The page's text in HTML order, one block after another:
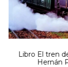
Libro El tren
Hernán